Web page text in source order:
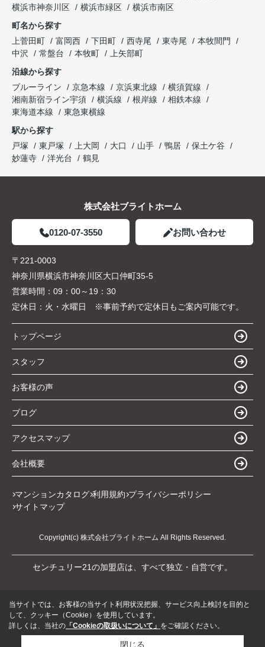
横浜市神奈川区
横浜市緑区
横浜市南区
町名から探す
上菅田町
富岡西 下田町 西寺尾 東寺尾
本牧間門
中沢
常盤台 本牧町
上矢部町
沿線から探す
ブルーライン
京急本線 京浜東北線
横須賀線
湘南新宿ライン宇須
横浜線 根岸線
相鉄本線
東海道本線
東急東横線
駅から探す
戸塚
東戸塚 上大岡 大口 山手 鴨居
保土ケ谷
妙蓮寺
洋光台 鶴見
株式会社ブライトホーム
0120-07-3550 お問い合わせ
〒221-0003
神奈川県横浜市神奈川区大口仲町35-5
営業時間： 09：00～19：30
定休日： 火・水曜日 ※事前予約で定休日もご案内可能です。
トップページ
スタッフ
お客様の声
ブログ
アクセスマップ
会社概要
マンションカタログ 利用規約 プライバシーポリシー
サイトマップ
Copyright(c) 株式会社ブライトホーム All Rights Reserved.
センチュリー21の加盟店は、すべて独立・自営です。
当サイトでは、お客様の当サイト利用状況把握、サービス向上検討を目的と
して、クッキー（Cookie）を使用しています。
詳しくは、当社の 「Cookieの取扱いについて」 をご確認ください。
閉じる